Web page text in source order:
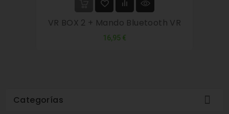
VR BOX 2 + Mando Bluetooth VR
16,95 €Precio
Categorías 